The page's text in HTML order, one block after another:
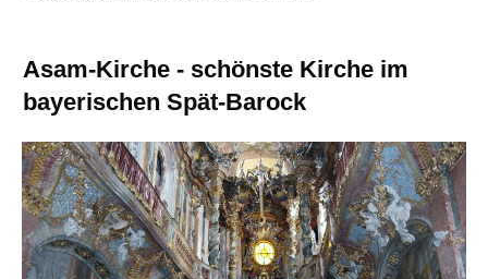
Asam-Kirche - schönste Kirche im
bayerischen Spät-Barock